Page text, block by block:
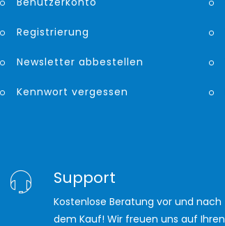
Registrierung
Newsletter abbestellen
Kennwort vergessen
Support
Kostenlose Beratung vor und nach
dem Kauf! Wir freuen uns auf Ihren